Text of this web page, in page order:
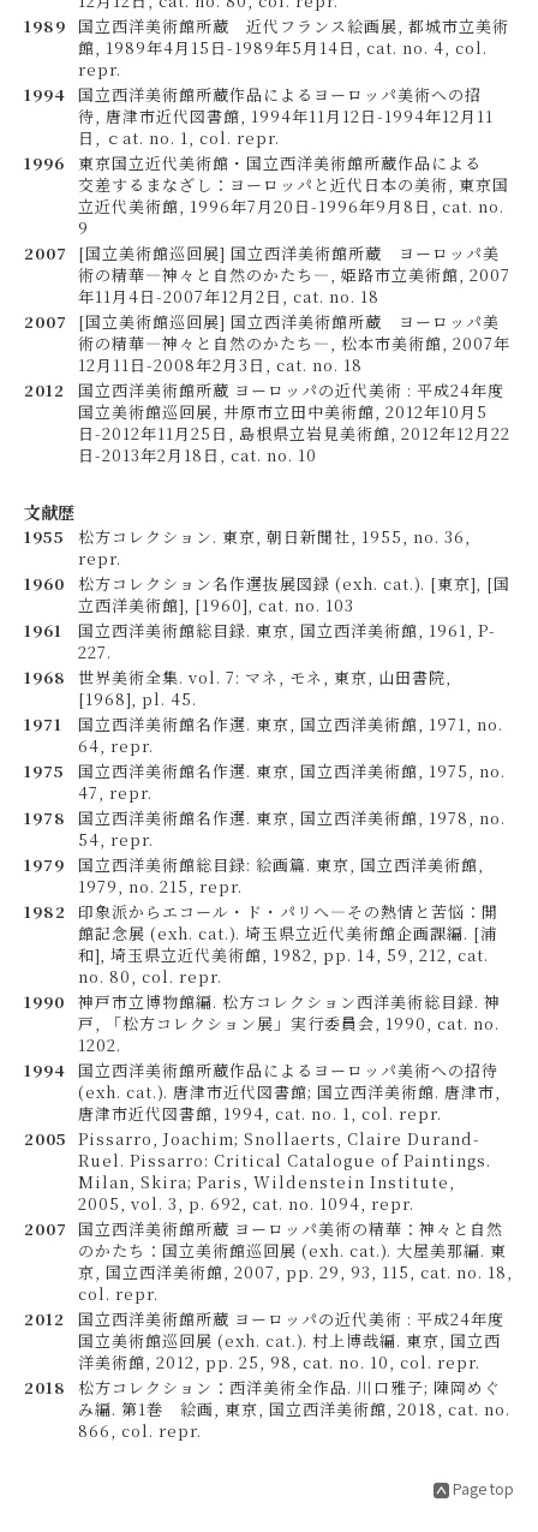
1989
国立西洋美術館所蔵 近代フランス絵画展, 都城市立美術
館, 1989年4月15日-1989年5月14日, cat. no. 4, col.
repr.
1994
国立西洋美術館所蔵作品によるヨーロッパ美術への招
待, 唐津市近代図書館, 1994年11月12日-1994年12月11
日, ｃat. no. 1, col. repr.
1996
東京国立近代美術館・国立西洋美術館所蔵作品による
交差するまなざし：ヨーロッパと近代日本の美術, 東京国
立近代美術館, 1996年7月20日-1996年9月8日, cat. no.
9
2007
[国立美術館巡回展] 国立西洋美術館所蔵 ヨーロッパ美
術の精華―神々と自然のかたち―, 姫路市立美術館, 2007
年11月4日-2007年12月2日, cat. no. 18
2007
[国立美術館巡回展] 国立西洋美術館所蔵 ヨーロッパ美
術の精華―神々と自然のかたち―, 松本市美術館, 2007年
12月11日-2008年2月3日, cat. no. 18
2012
国立西洋美術館所蔵 ヨーロッパの近代美術 : 平成24年度
国立美術館巡回展, 井原市立田中美術館, 2012年10月5
日-2012年11月25日, 島根県立岩見美術館, 2012年12月22
日-2013年2月18日, cat. no. 10
文献歴
1955
松方コレクション. 東京, 朝日新聞社, 1955, no. 36,
repr.
1960
松方コレクション名作選抜展図録 (exh. cat.). [東京], [国
立西洋美術館], [1960], cat. no. 103
1961
国立西洋美術館総目録. 東京, 国立西洋美術館, 1961, P-
227.
1968
世界美術全集. vol. 7: マネ, モネ, 東京, 山田書院,
[1968], pl. 45.
1971
国立西洋美術館名作選. 東京, 国立西洋美術館, 1971, no.
64, repr.
1975
国立西洋美術館名作選. 東京, 国立西洋美術館, 1975, no.
47, repr.
1978
国立西洋美術館名作選. 東京, 国立西洋美術館, 1978, no.
54, repr.
1979
国立西洋美術館総目録: 絵画篇. 東京, 国立西洋美術館,
1979, no. 215, repr.
1982
印象派からエコール・ド・パリへ―その熱情と苦悩：開
館記念展 (exh. cat.). 埼玉県立近代美術館企画課編. [浦
和], 埼玉県立近代美術館, 1982, pp. 14, 59, 212, cat.
no. 80, col. repr.
1990
神戸市立博物館編. 松方コレクション西洋美術総目録. 神
戸, 「松方コレクション展」実行委員会, 1990, cat. no.
1202.
1994
国立西洋美術館所蔵作品によるヨーロッパ美術への招待
(exh. cat.). 唐津市近代図書館; 国立西洋美術館. 唐津市,
唐津市近代図書館, 1994, cat. no. 1, col. repr.
2005 Pissarro, Joachim; Snollaerts, Claire Durand-
Ruel. Pissarro: Critical Catalogue of Paintings.
Milan, Skira; Paris, Wildenstein Institute,
2005, vol. 3, p. 692, cat. no. 1094, repr.
2007
国立西洋美術館所蔵 ヨーロッパ美術の精華：神々と自然
のかたち：国立美術館巡回展 (exh. cat.). 大屋美那編. 東
京, 国立西洋美術館, 2007, pp. 29, 93, 115, cat. no. 18,
col. repr.
2012
国立西洋美術館所蔵 ヨーロッパの近代美術 : 平成24年度
国立美術館巡回展 (exh. cat.). 村上博哉編. 東京, 国立西
洋美術館, 2012, pp. 25, 98, cat. no. 10, col. repr.
2018
松方コレクション：西洋美術全作品. 川口雅子; 陳岡めぐ
み編. 第1巻 絵画, 東京, 国立西洋美術館, 2018, cat. no.
866, col. repr.
Page top